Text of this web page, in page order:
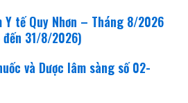
tế Quy Nhơn – Tháng 8/2026
31/8/2026)
và Dược lâm sàng số 02-